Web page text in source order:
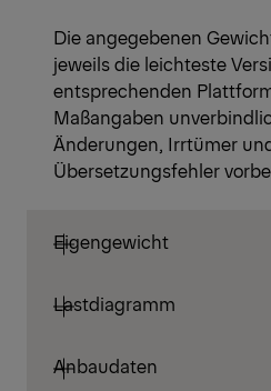
Die angegebenen
jeweils die leichteste
entsprechenden
Maßangaben
Änderungen, Irrtümer
Übersetzungsfehler
Eigengewicht
Lastdiagramm
Anbaudaten